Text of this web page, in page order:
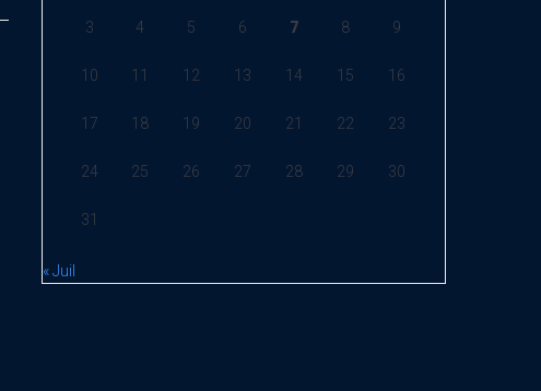
3 4 5 6 7 8 9
10 11 12 13 14 15 16
17 18 19 20 21 22 23
24 25 26 27 28 29 30
31
« Juil